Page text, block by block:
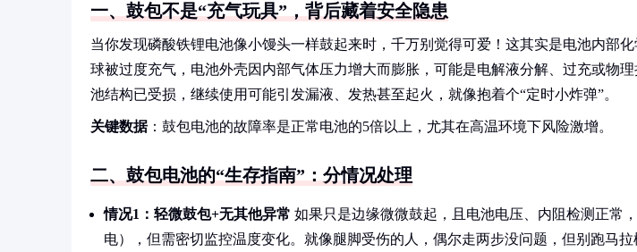
一、鼓包不是“充气玩具”，背后藏着安全隐患
当你发现磷酸铁锂电池像小馒头一样鼓起来时，千万别觉得可爱！这其实是电池内部
球被过度充气，电池外壳因内部气体压力增大而膨胀，可能是电解液分解、过充或物
池结构已受损，继续使用可能引发漏液、发热甚至起火，就像抱着个“定时小炸弹”。
关键数据：鼓包电池的故障率是正常电池的5倍以上，尤其在高温环境下风险激增。
二、鼓包电池的“生存指南”：分情况处理
情况1：轻微鼓包+无其他异常 如果只是边缘微微鼓起，且电池电压、内阻检测正常
电），但需密切监控温度变化。就像腿脚受伤的人，偶尔走两步没问题，但别跑马拉